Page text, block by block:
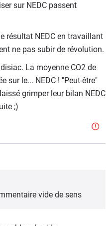
sur NEDC passent
résultat NEDC en travaillant
ne pas subir de révolution.
La moyenne CO2 de
sur le... NEDC ! "Peut-être"
grimper leur bilan NEDC
;)
vide de sens